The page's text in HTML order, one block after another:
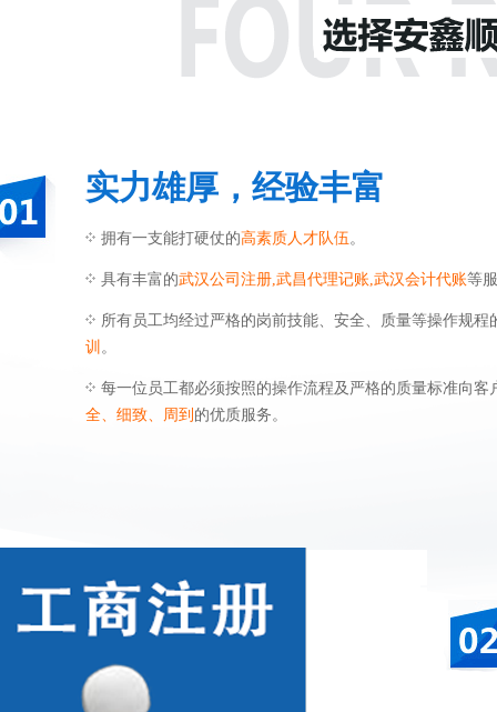
实力雄厚，经验丰富
拥有一支能打硬仗的高素质人才队伍。
具有丰富的武汉公司注册,武昌代理记账,武汉会计代账等
所有员工均经过严格的岗前技能、安全、质量等操作规程
训 。
每一位员工都必须按照的操作流程及严格的质量标准向客
全、细致、周到 的优质服务。